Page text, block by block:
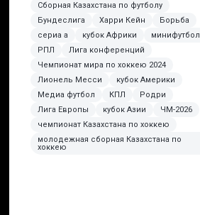
Сборная Казахстана по футболу
Бундеслига
Харри Кейн
Борьба
сериа а
кубок Африки
минифутбол
РПЛ
Лига конференций
Чемпионат мира по хоккею 2024
Лионель Месси
кубок Америки
Медиа футбол
КПЛ
Родри
Лига Европы
кубок Азии
ЧМ-2026
чемпионат Казахстана по хоккею
молодежная сборная Казахстана по
хоккею